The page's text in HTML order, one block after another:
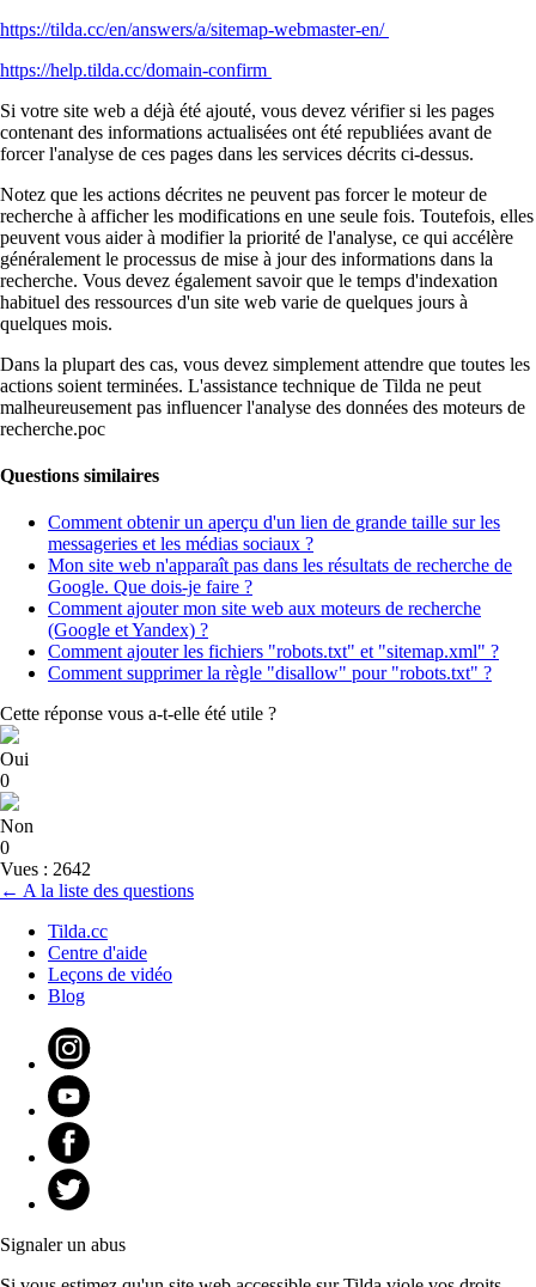
https://tilda.cc/en/answers/a/sitemap-webmaster-en/
https://help.tilda.cc/domain-confirm
Si votre site web a déjà été ajouté, vous devez vérifier si les pages
contenant des informations actualisées ont été republiées avant de
forcer l'analyse de ces pages dans les services décrits ci-dessus.
Notez que les actions décrites ne peuvent pas forcer le moteur de
recherche à afficher les modifications en une seule fois. Toutefois, elles
peuvent vous aider à modifier la priorité de l'analyse, ce qui accélère
généralement le processus de mise à jour des informations dans la
recherche. Vous devez également savoir que le temps d'indexation
habituel des ressources d'un site web varie de quelques jours à
quelques mois.
Dans la plupart des cas, vous devez simplement attendre que toutes les
actions soient terminées. L'assistance technique de Tilda ne peut
malheureusement pas influencer l'analyse des données des moteurs de
recherche.рос
Questions similaires
Comment obtenir un aperçu d'un lien de grande taille sur les
messageries et les médias sociaux ?
Mon site web n'apparaît pas dans les résultats de recherche de
Google. Que dois-je faire ?
Comment ajouter mon site web aux moteurs de recherche
(Google et Yandex) ?
Comment ajouter les fichiers "robots.txt" et "sitemap.xml" ?
Comment supprimer la règle "disallow" pour "robots.txt" ?
Cette réponse vous a-t-elle été utile ?
Oui
0
Non
0
Vues : 2642
← A la liste des questions
Tilda.cc
Centre d'aide
Leçons de vidéo
Blog
Signaler un abus